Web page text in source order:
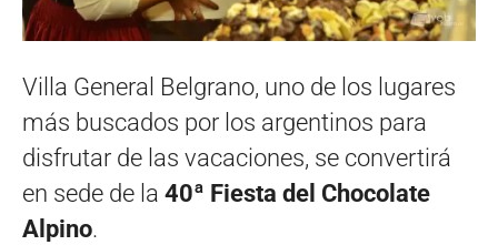
Villa General Belgrano, uno de los lugares
más buscados por los argentinos para
disfrutar de las vacaciones, se convertirá
en sede de la 40ª Fiesta del Chocolate
Alpino.